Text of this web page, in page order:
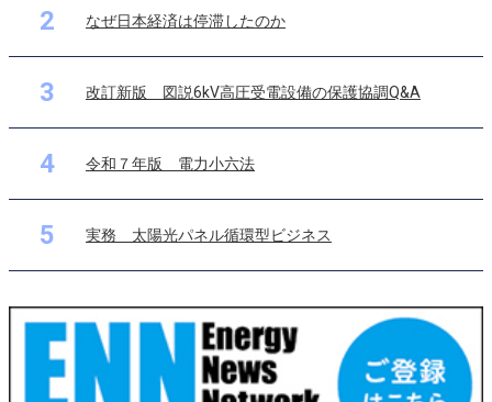
2 なぜ日本経済は停滞したのか
3 改訂新版 図説6kV高圧受電設備の保護協調Q&A
4 令和７年版 電力小六法
5 実務 太陽光パネル循環型ビジネス